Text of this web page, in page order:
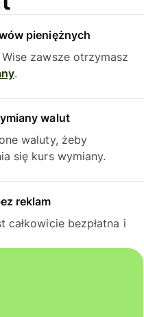
pieniężnych
zawsze otrzymasz
.
walut
waluty, żeby
się kurs wymiany.
reklam
całkowicie bezpłatna i